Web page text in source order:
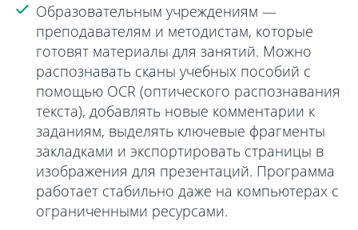
Образовательным учреждениям —
преподавателям и методистам, которые
готовят материалы для занятий. Можно
распознавать сканы учебных пособий с
помощью OCR (оптического распознавания
текста), добавлять новые комментарии к
заданиям, выделять ключевые фрагменты
закладками и экспортировать страницы в
изображения для презентаций. Программа
работает стабильно даже на компьютерах с
ограниченными ресурсами.